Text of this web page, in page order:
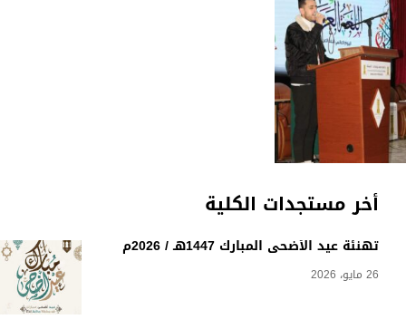
أخر مستجدات الكلية
تهنئة عيد الأضحى المبارك 1447هـ / 2026م
26 مايو، 2026